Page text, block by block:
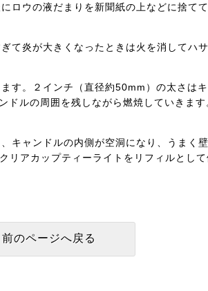
ロウの液だまりを新聞紙の上などに捨て
て炎が大きくなったときは火を消してハ
す。２インチ（直径約50mm）の太さは
ルの周囲を残しながら燃焼していきま
キャンドルの内側が空洞になり、うまく
リアカップティーライトをリフィルとし